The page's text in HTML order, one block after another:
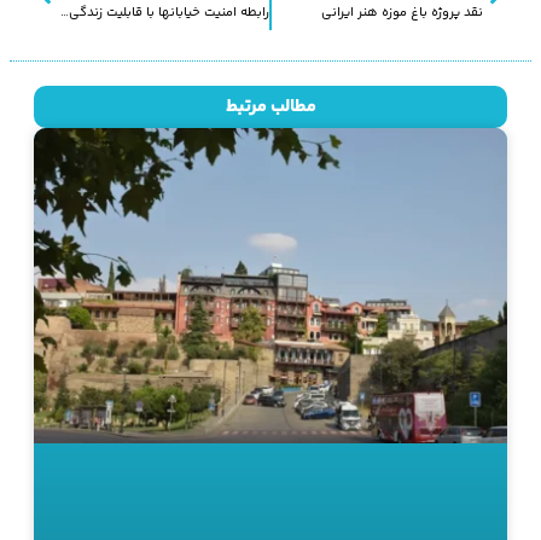
نقد پروژه باغ موزه هنر ایرانی
رابطه امنیت خیابانها با قابلیت زندگی در آنها
مطالب مرتبط